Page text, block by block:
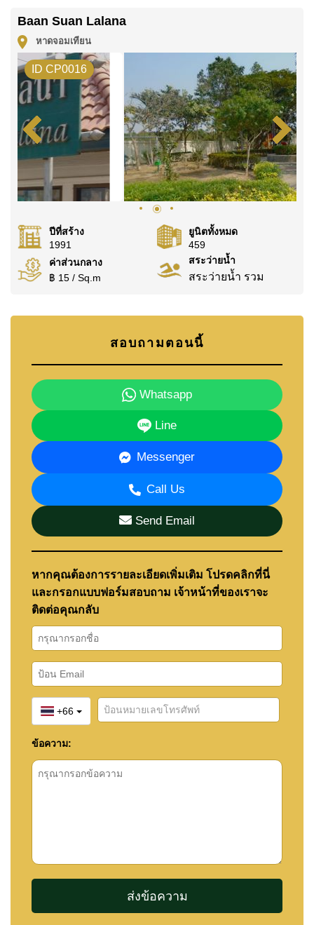
ค้นพบโอกาสในการทำให้ที่อยู่อาศัยนี้เป็นบ้านในฝันของ
คุณ!
ติดต่อ Cornerstone Real Estate โทร +6638411250
หรือ อีเมล
info@cornerstone.co.th
WhatsApp ของสำนักงาน:+66807945904และ LINE:
@cornerstonepattaya
Baan Suan Lalana
หาดจอมเทียน
ID CP0016
ปีที่สร้าง
1991
ยูนิตทั้งหมด
459
ค่าส่วนกลาง
฿ 15 / Sq.m
สระว่ายน้ำ
สระว่ายน้ำ รวม
สอบถามตอนนี้
Whatsapp
Line
Messenger
Call Us
Send Email
หากคุณต้องการรายละเอียดเพิ่มเติม โปรดคลิกที่นี่
และกรอกแบบฟอร์มสอบถาม เจ้าหน้าที่ของเราจะ
ติดต่อคุณกลับ
+66
ข้อความ: